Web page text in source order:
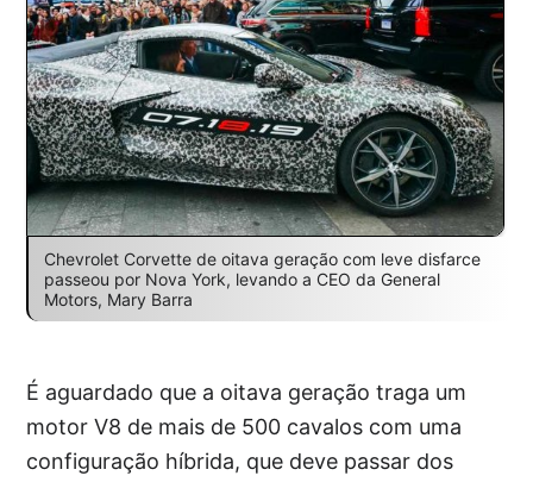
Chevrolet Corvette de oitava geração com leve disfarce
passeou por Nova York, levando a CEO da General
Motors, Mary Barra
É aguardado que a oitava geração traga um
motor V8 de mais de 500 cavalos com uma
configuração híbrida, que deve passar dos